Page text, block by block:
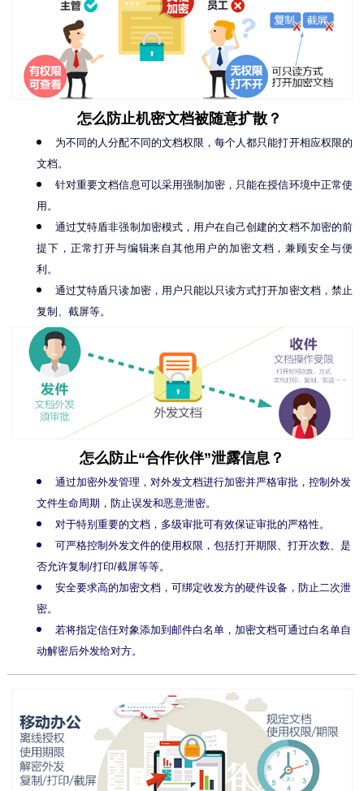
怎么防止机密文档被随意扩散？
为不同的人分配不同的文档权限，每个人都只能打开相应权限的
文档。
针对重要文档信息可以采用强制加密，只能在授信环境中正常使
用。
通过艾特盾非强制加密模式，用户在自己创建的文档不加密的前
提下，正常打开与编辑来自其他用户的加密文档，兼顾安全与便
利。
通过艾特盾只读加密，用户只能以只读方式打开加密文档，禁止
复制、截屏等。
怎么防止“合作伙伴”泄露信息？
通过加密外发管理，对外发文档进行加密并严格审批，控制外发
文件生命周期，防止误发和恶意泄密。
对于特别重要的文档，多级审批可有效保证审批的严格性。
可严格控制外发文件的使用权限，包括打开期限、打开次数、是
否允许复制/打印/截屏等等。
安全要求高的加密文档，可绑定收发方的硬件设备，防止二次泄
密。
若将指定信任对象添加到邮件白名单，加密文档可通过白名单自
动解密后外发给对方。